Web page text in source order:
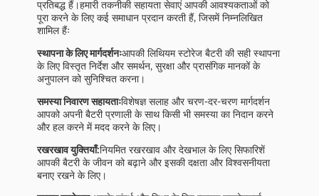
प्रतिबद्ध हैं।हमारी तकनीकी सहायता सेवाएं आपकी आवश्यकताओं को
पूरा करने के लिए कई समाधान प्रदान करती हैं, जिसमें निम्नलिखित
शामिल हैंः
स्थापना के लिए मार्गदर्शनःआपकी लिथियम स्टोरेज बैटरी की सही स्थापना
के लिए विस्तृत निर्देश और समर्थन, सुरक्षा और प्रासंगिक मानकों के
अनुपालन को सुनिश्चित करना।
समस्या निवारण सहायताःविशेषज्ञ सलाह और चरण-दर-चरण मार्गदर्शन
आपको अपनी बैटरी प्रणाली के साथ किसी भी समस्या का निदान करने
और हल करने में मदद करने के लिए।
रखरखाव युक्तियाँ:नियमित रखरखाव और देखभाल के लिए सिफारिशें
आपकी बैटरी के जीवन को बढ़ाने और इसकी दक्षता और विश्वसनीयता
बनाए रखने के लिए।